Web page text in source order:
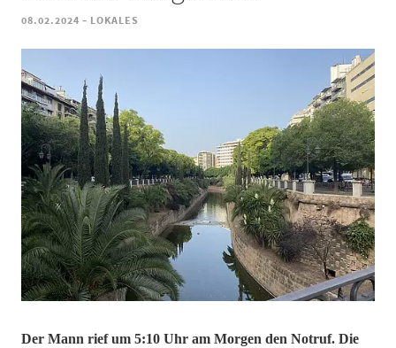
08.02.2024 - LOKALES
Der Mann rief um 5:10 Uhr am Morgen den Notruf. Die